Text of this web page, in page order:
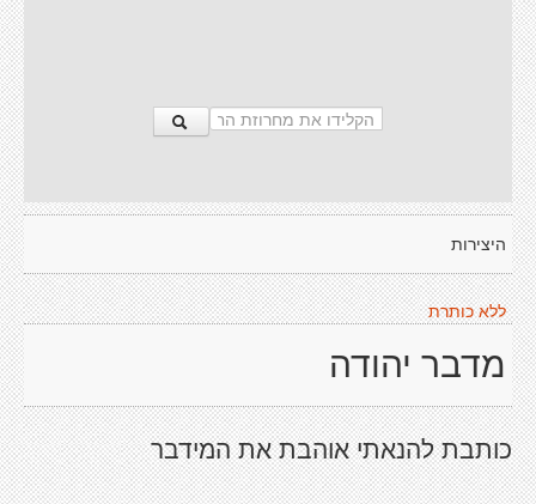
היצירות
ללא כותרת
מדבר יהודה
כותבת להנאתי אוהבת את המידבר